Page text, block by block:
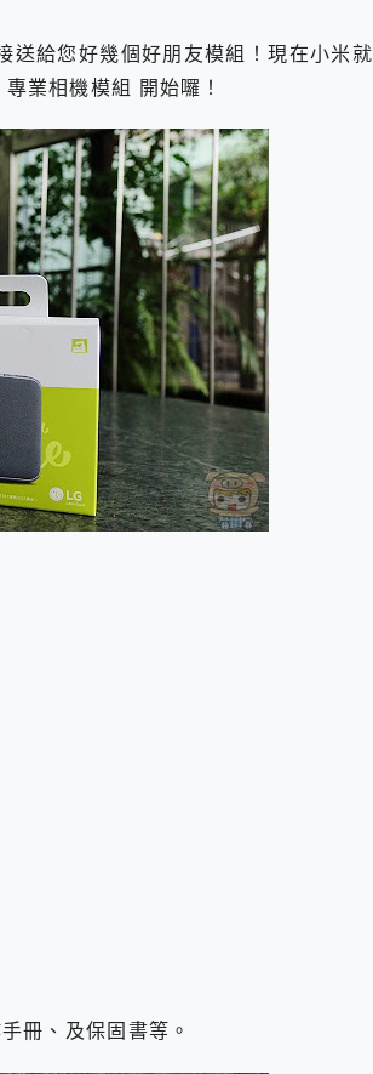
送給您好幾個好朋友模組！現在小米就
業相機模組 開始囉！
冊、及保固書等。